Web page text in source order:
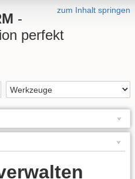
zum Inhalt springen
-
perfekt